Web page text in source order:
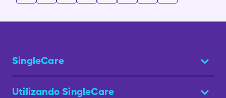
SingleCare
Utilizando SingleCare